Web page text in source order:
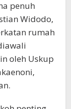
penuh
Widodo,
rumah
oleh Uskup